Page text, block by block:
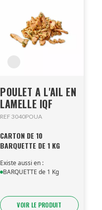
POULET A L'AIL EN
LAMELLE IQF
REF 3040POUA
CARTON DE 10
BARQUETTE DE 1 KG
Existe aussi en :
BARQUETTE de 1 Kg
VOIR LE PRODUIT